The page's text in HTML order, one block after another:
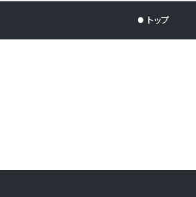
トップ